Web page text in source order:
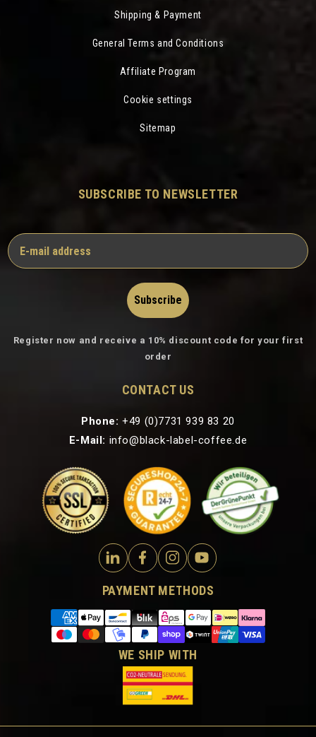
Shipping & Payment
General Terms and Conditions
Affiliate Program
Cookie settings
Sitemap
SUBSCRIBE TO NEWSLETTER
Subscribe
Register now and receive a 10% discount code for your first
order
CONTACT US
Phone: +49 (0)7731 939 83 20
E-Mail: info@black-label-coffee.de
PAYMENT METHODS
WE SHIP WITH